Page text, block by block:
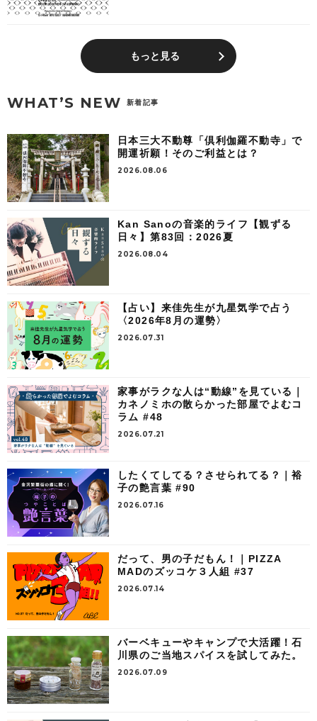
もっと見る
WHAT’S NEW 新着記事
日本三大不動尊「倶利伽羅不動寺」で
開運祈願！そのご利益とは？
2026.08.06
Kan Sanoの音楽的ライフ【観ずる
日々】第83回：2026夏
2026.08.04
【占い】来佳先生が九星気学で占う
〈2026年8月の運勢〉
2026.07.31
家事がラクな人は“動線”を見ている｜
カネノミホの散らかった部屋でよむコ
ラム #48
2026.07.21
したくてしてる？させられてる？｜裕
子の艶言葉 #90
2026.07.16
だって、男の子だもん！｜PIZZA
MADのズッコケ３人組 #37
2026.07.14
バーベキューやキャンプで大活躍！石
川県のご当地スパイスを試してみた。
2026.07.09